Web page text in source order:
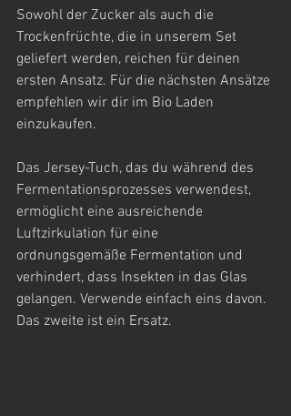
Sowohl der Zucker als auch die
Trockenfrüchte, die in unserem Set
geliefert werden, reichen für deinen
ersten Ansatz. Für die nächsten Ansätze
empfehlen wir dir im Bio Laden
einzukaufen.
Das Jersey-Tuch, das du während des
Fermentationsprozesses verwendest,
ermöglicht eine ausreichende
Luftzirkulation für eine
ordnungsgemäße Fermentation und
verhindert, dass Insekten in das Glas
gelangen. Verwende einfach eins davon.
Das zweite ist ein Ersatz.